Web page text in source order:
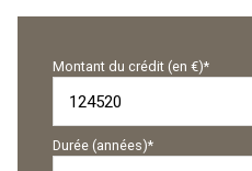
Montant du crédit (en €)*
Durée (années)*